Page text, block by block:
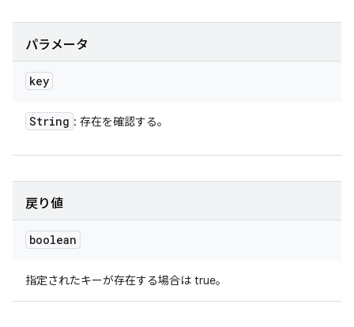
パラメータ
key
String : 存在を確認する。
戻り値
boolean
指定されたキーが存在する場合は true。